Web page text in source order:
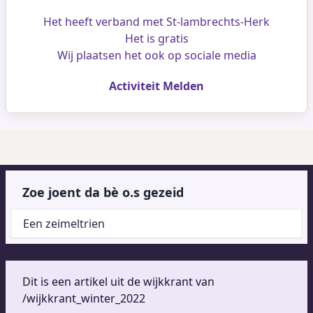
Het heeft verband met St-lambrechts-Herk
Het is gratis
Wij plaatsen het ook op sociale media
Activiteit Melden
Zoe joent da bè o.s gezeid
Een zeimeltrien
Dit is een artikel uit de wijkkrant van
/wijkkrant_winter_2022